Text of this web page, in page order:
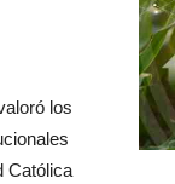
los
Católica